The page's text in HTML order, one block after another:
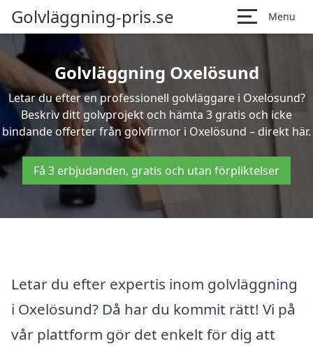
Golvläggning-pris.se Menu
Golvläggning Oxelösund
Letar du efter en professionell golvläggare i Oxelösund?
Beskriv ditt golvprojekt och hämta 3 gratis och icke
bindande offerter från golvfirmor i Oxelösund – direkt här.
Få 3 erbjudanden, gratis och utan förpliktelser
Letar du efter expertis inom golvläggning
i Oxelösund? Då har du kommit rätt! Vi på
vår plattform gör det enkelt för dig att